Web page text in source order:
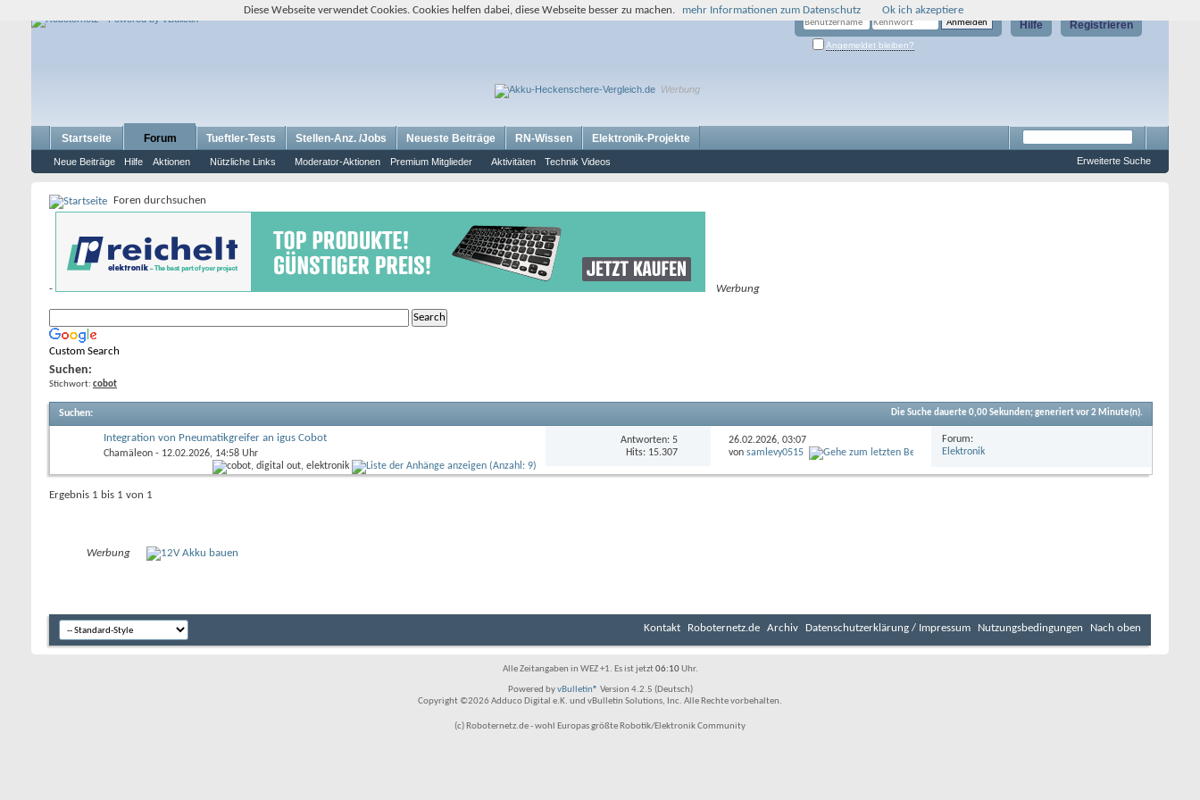
Registrieren
Hilfe
Angemeldet bleiben?
Werbung
Startseite Forum
Neue Beiträge Hilfe Aktionen Nützliche Links Moderator-Aktionen Premium Mitglieder Aktivitäten Technik Videos
Tueftler-Tests Stellen-Anz. /Jobs Neueste Beiträge RN-Wissen Elektronik-Projekte
Erweiterte Suche
Foren durchsuchen
- Werbung
Custom Search
Suchen:
Stichwort: cobot
Suchen: Die Suche dauerte 0,00Sekunden; generiert vor 2 Minute(n).
Integration von Pneumatikgreifer an igus Cobot
Chamäleon - 12.02.2026, 14:58 Uhr
Antworten: 5
Hits: 15.307
26.02.2026,03:07
vonsamlevy0515
Forum:
Elektronik
Ergebnis 1 bis 1 von 1
Werbung
Kontakt Roboternetz.de Archiv Datenschutzerklärung / Impressum Nutzungsbedingungen Nach oben
Alle Zeitangaben in WEZ +1. Es ist jetzt06:10Uhr.
Powered byvBulletin® Version 4.2.5 (Deutsch)
Copyright ©2026 Adduco Digital e.K. und vBulletin Solutions, Inc. Alle Rechte vorbehalten.
(c) Roboternetz.de - wohl Europas größte Robotik/Elektronik Community
Diese Webseite verwendet Cookies. Cookies helfen dabei, diese Webseite besser zu machen. mehr Informationen zum Datenschutz Ok ich akzeptiere